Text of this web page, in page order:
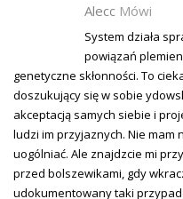
Alecc Mówi
System działa
powiązań
genetyczne skłonności. To
doszukujący się w sobie
akceptacją samych siebie i
ludzi im przyjaznych. Nie mam
uogólniać. Ale znajdzcie mi
przed bolszewikami, gdy
udokumentowany taki